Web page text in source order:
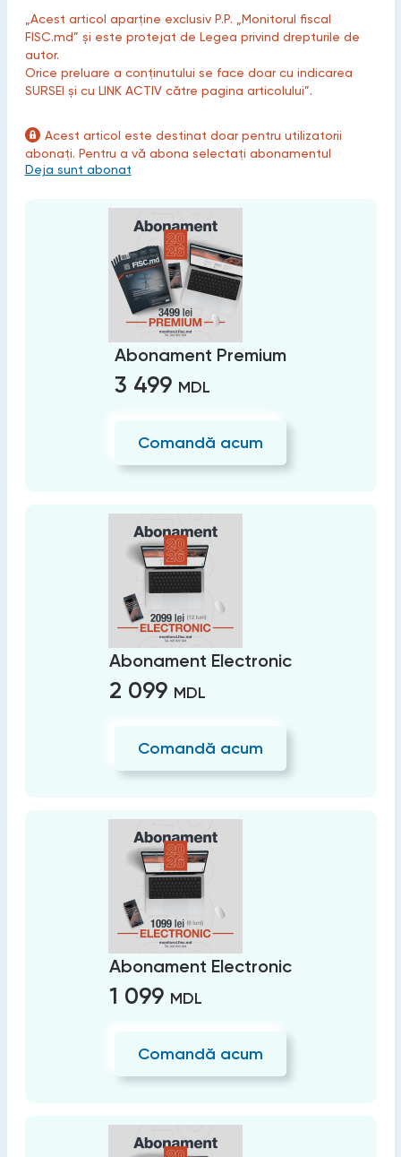
„Acest articol aparține exclusiv P.P. „Monitorul fiscal
FISC.md” și este protejat de Legea privind drepturile de
autor.
Orice preluare a conținutului se face doar cu indicarea
SURSEI și cu LINK ACTIV către pagina articolului”.
Acest articol este destinat doar pentru utilizatorii
abonați. Pentru a vă abona selectați abonamentul
Deja sunt abonat
Abonament Premium
3 499 MDL
Comandă acum
Abonament Electronic
2 099 MDL
Comandă acum
Abonament Electronic
1 099 MDL
Comandă acum